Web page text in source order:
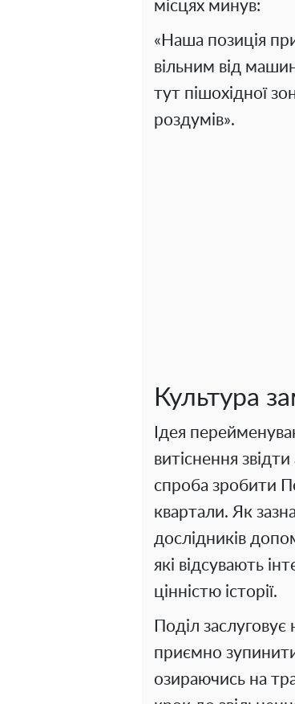
місцях минув:
«Наша позиція
вільним від
тут пішохідної
роздумів».
Культура
Ідея
витіснення
спроба зробити
квартали. Як
дослідників
які відсувають
цінністю історії.
Поділ
приємно
озираючись на